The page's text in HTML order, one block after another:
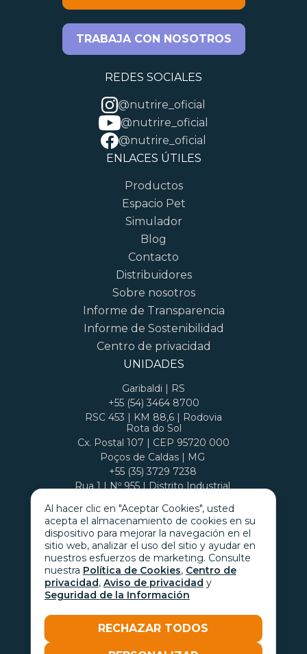
Al hacer clic en "Aceptar Cookies", usted
acepta el almacenamiento de cookies en su
dispositivo para mejorar la navegación en el
sitio web, analizar el uso del sitio y ayudar en
nuestros esfuerzos de marketing. Consulte
nuestra Política de Cookies, Centro de
privacidad, Aviso de privacidad y
Seguridad de la Información
RECHAZAR TODOS
TRABAJA CON NOSOTROS
REDES SOCIALES
@nutrire_oficial
@nutrire_oficial
@nutrire_oficial
ENLACES ÚTILES
Productos
Espacio Pet
Simulador
Blog
Contacto
Distribuidores
Sobre nosotros
Informe de Transparencia
Informe de Sostenibilidad
Centro de privacidad
UNIDADES
Garibaldi | RS
+55 (54) 3464 8700
RSC 453 | KM 88,6 | Rodovia
Rota do Sol
Cx. Postal 107 | CEP 95720 000
Poços de Caldas | MG
+55 (35) 3729 7238
Rua 1 | Nº 955 | Distrito Industrial